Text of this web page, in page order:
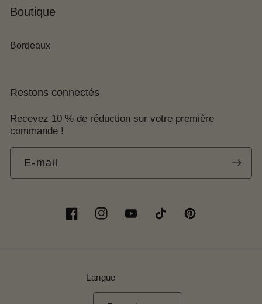
Boutique
Bordeaux
Restons connectés
Recevez 10 % de réduction sur votre première
commande !
E-mail
FacebookInstagramYouTubeTikTok Pinterest
Langue